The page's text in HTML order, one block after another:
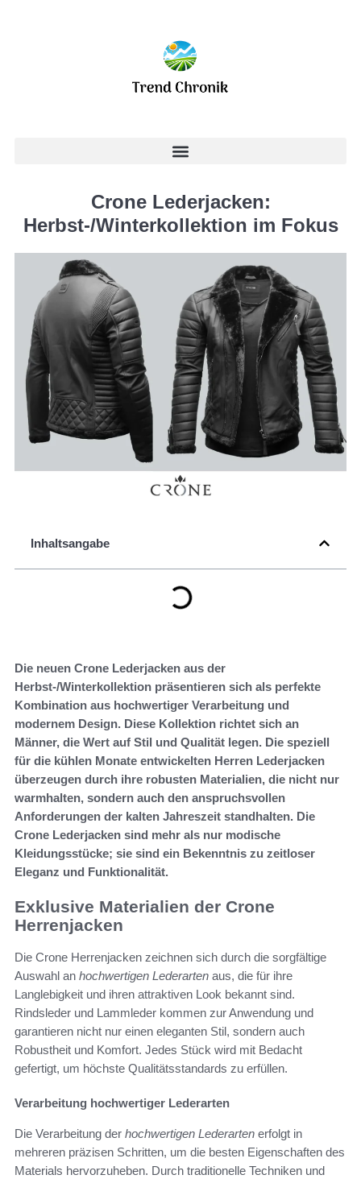
Crone Lederjacken:
Herbst-/Winterkollektion im Fokus
Inhaltsangabe
Die neuen Crone Lederjacken aus der
Herbst-/Winterkollektion präsentieren sich als perfekte
Kombination aus hochwertiger Verarbeitung und
modernem Design. Diese Kollektion richtet sich an
Männer, die Wert auf Stil und Qualität legen. Die speziell
für die kühlen Monate entwickelten Herren Lederjacken
überzeugen durch ihre robusten Materialien, die nicht nur
warmhalten, sondern auch den anspruchsvollen
Anforderungen der kalten Jahreszeit standhalten. Die
Crone Lederjacken sind mehr als nur modische
Kleidungsstücke; sie sind ein Bekenntnis zu zeitloser
Eleganz und Funktionalität.
Exklusive Materialien der Crone
Herrenjacken
Die Crone Herrenjacken zeichnen sich durch die sorgfältige
Auswahl an hochwertigen Lederarten aus, die für ihre
Langlebigkeit und ihren attraktiven Look bekannt sind.
Rindsleder und Lammleder kommen zur Anwendung und
garantieren nicht nur einen eleganten Stil, sondern auch
Robustheit und Komfort. Jedes Stück wird mit Bedacht
gefertigt, um höchste Qualitätsstandards zu erfüllen.
Verarbeitung hochwertiger Lederarten
Die Verarbeitung der hochwertigen Lederarten erfolgt in
mehreren präzisen Schritten, um die besten Eigenschaften des
Materials hervorzuheben. Durch traditionelle Techniken und